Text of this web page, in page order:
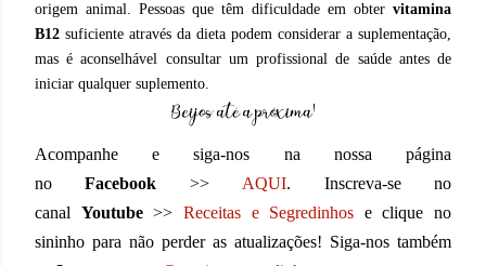
origem animal. Pessoas que têm dificuldade em obter vitamina
B12 suficiente através da dieta podem considerar a suplementação,
mas é aconselhável consultar um profissional de saúde antes de
iniciar qualquer suplemento.
Acompanhe e siga-nos na nossa página
noFacebook >> AQUI. Inscreva-se no
canal Youtube>> Receitas e Segredinhos e clique no
sininho para não perder as atualizações! Siga-nos também